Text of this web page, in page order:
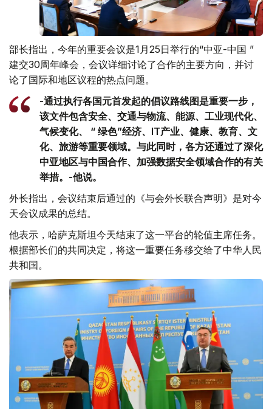
部长指出，今年的重要会议是1月25日举行的“中亚-中国 ”
建交30周年峰会，会议详细讨论了合作的主要方向，并讨
论了国际和地区议程的热点问题。
-通过执行各国元首发起的倡议路线图是重要一步，
该文件包含安全、交通与物流、能源、工业现代化、
气候变化、 “ 绿色”经济、IT产业、健康、教育、文
化、旅游等重要领域。与此同时，各方还通过了深化
中亚地区与中国合作、加强数据安全领域合作的有关
举措。-他说。
外长指出，会议结束后通过的《与会外长联合声明》是对今
天会议成果的总结。
他表示，哈萨克斯坦今天结束了这一平台的轮值主席任务。
根据部长们的共同决定，将这一重要任务移交给了中华人民
共和国。